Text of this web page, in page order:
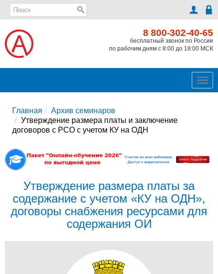
8 800-302-40-65
бесплатный звонок по России
по рабочим дням с 8:00 до 18:00 МСК
Главная
Архив семинаров
Утверждение размера платы и заключение
договоров с РСО с учетом КУ на ОДН
Утверждение размера платы за
содержание с учетом «КУ на ОДН»,
договоры снабжения ресурсами для
содержания ОИ